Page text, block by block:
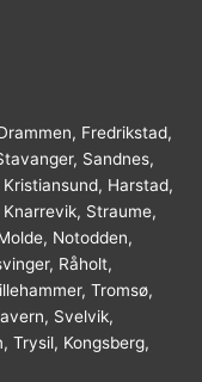
Fredrikstad,
Sandnes,
Harstad,
Straume,
Notodden,
Råholt,
Tromsø,
Svelvik,
Trysil, Kongsberg,